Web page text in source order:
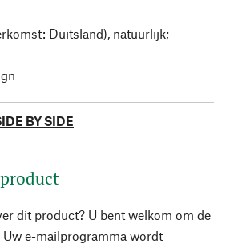
Duitsland), natuurlijk;
BY SIDE
dit product? U bent welkom om de
Uw e-mailprogramma wordt